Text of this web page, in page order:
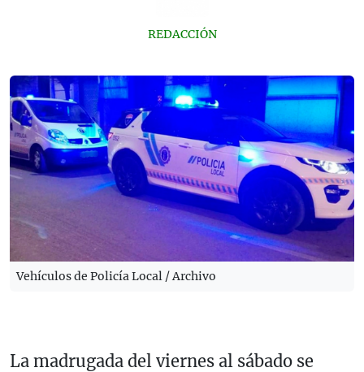
REDACCIÓN
Vehículos de Policía Local / Archivo
La madrugada del viernes al sábado se